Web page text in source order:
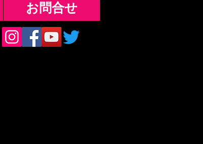
お問合せ